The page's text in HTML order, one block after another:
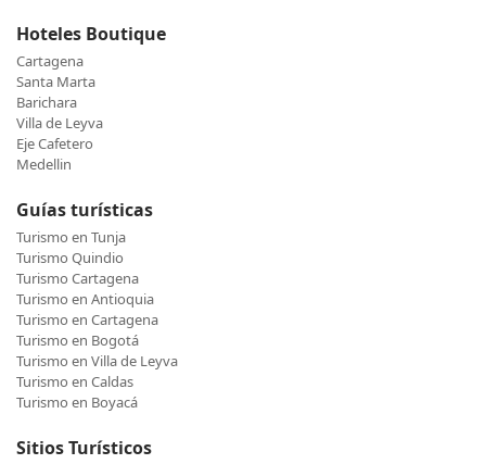
Hoteles Boutique
Cartagena
Santa Marta
Barichara
Villa de Leyva
Eje Cafetero
Medellin
Guías turísticas
Turismo en Tunja
Turismo Quindio
Turismo Cartagena
Turismo en Antioquia
Turismo en Cartagena
Turismo en Bogotá
Turismo en Villa de Leyva
Turismo en Caldas
Turismo en Boyacá
Sitios Turísticos